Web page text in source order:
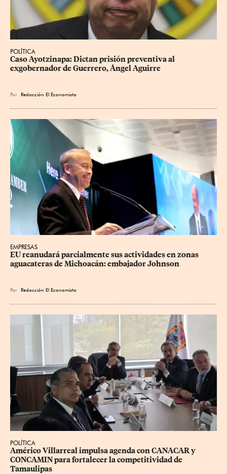
POLÍTICA
Caso Ayotzinapa: Dictan prisión preventiva al
exgobernador de Guerrero, Ángel Aguirre
Por Redacción El Economista
EMPRESAS
EU reanudará parcialmente sus actividades en zonas
aguacateras de Michoacán: embajador Johnson
Por Redacción El Economista
POLÍTICA
Américo Villarreal impulsa agenda con CANACAR y
CONCAMIN para fortalecer la competitividad de
Tamaulipas